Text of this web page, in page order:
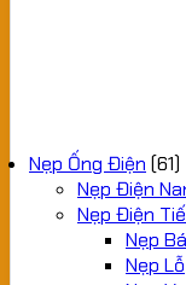
Nẹp Ống Điện (61)
Nẹp Điện
Nẹp Điện
Nẹp
Nẹp Lỗ